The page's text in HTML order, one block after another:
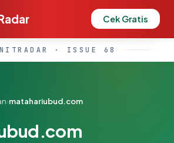
Cek Gratis
· ISSUE 68
›matahariubud.com